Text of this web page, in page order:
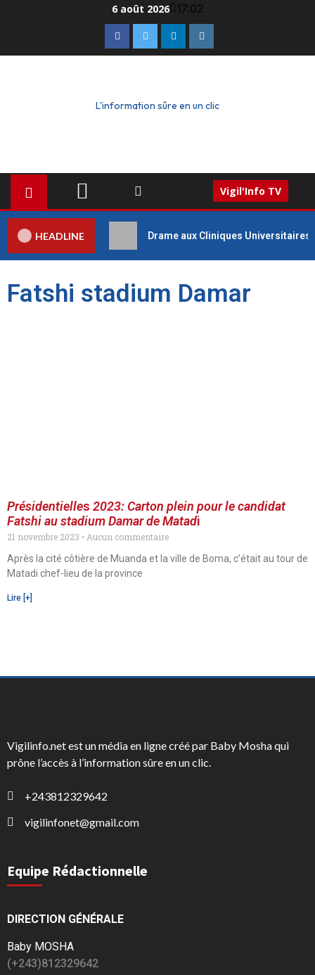
6 août 2026 17:02
L'information sûre en un clic
Vigil'Info TV
HEADLINE Drame aux Cliniques
Fatshi stadium Damar
Présidentielles 2023: Carton plein pour le candidat
Fatshi au stadium Damar de Matadi
21 novembre 2023
Aucun commentaire
Après la cité côtière de Muanda et la ville de Boma, c’était au tour de
Matadi chef-lieu de la province
Lire [+]
Vigilinfo.net est un média en ligne créé par Baby Mosha qui
prône l’accès à l’information sûre en un clic.
+243812329642
vigilinfonet@gmail.com
Equipe Rédactionnelle
DIRECTION GÉNÉRALE
Baby MOSHA
(+243)812329642